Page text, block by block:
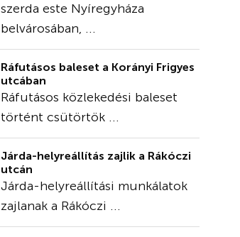
szerda este Nyíregyháza
belvárosában, ...
Ráfutásos baleset a Korányi Frigyes
utcában
Ráfutásos közlekedési baleset
történt csütörtök ...
Járda-helyreállítás zajlik a Rákóczi
utcán
Járda-helyreállítási munkálatok
zajlanak a Rákóczi ...